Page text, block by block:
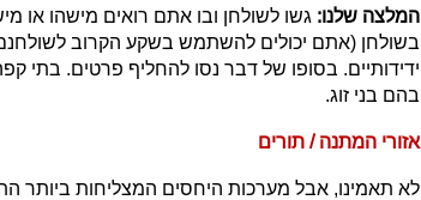
המלצה שלנו: גשו לשולחן ובו אתם רואים מישהו או
בשולחן (אתם יכולים להשתמש בשקע הקרוב
ידידותיים. בסופו של דבר נסו להחליף פרטים. בתי
בהם בני זוג.
אזורי המתנה / תורים
לא תאמינו, אבל מערכות היחסים המצליחות ביותר